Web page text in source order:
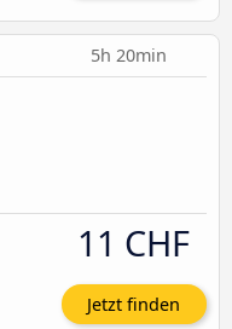
5h 20min
11 CHF
Jetzt finden